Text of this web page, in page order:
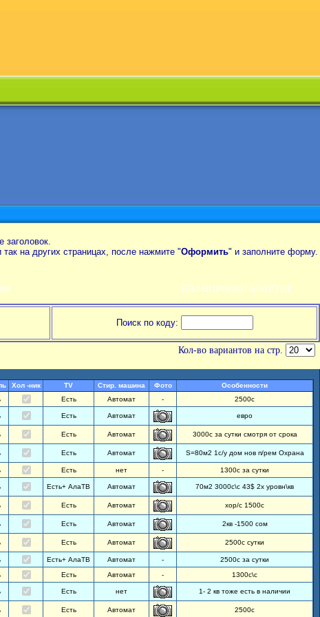
заголовок.
так на других страницах, после нажмите "Оформить" и заполните форму.
ПЛАНИРОВКИ КВАРТИР
Поиск по коду:
Кол-во вариантов на стр.
Хол -ник TV Стир. машина Фото
Особенности
Есть Автомат - 2500с
Есть Автомат евро
Есть Автомат 3000с за сутки смотря от срока
Есть Автомат S=80м2 1с/у дом нов п/рем Охрана
Есть нет - 1300с за сутки
Есть+ АлаТВ Автомат 70м2 3000с\с 43$ 2х уровн\кв
Есть Автомат хор/с 1500с
Есть Автомат 2кв -1500 сом
Есть Автомат 2500с сутки
Есть+ АлаТВ Автомат -
2500с за сутки
Есть Автомат - 1300с\с
Есть нет 1- 2 кв тоже есть в наличии
Есть Автомат 2500с